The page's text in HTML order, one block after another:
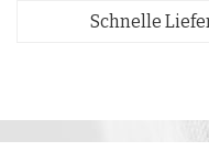
Schnelle